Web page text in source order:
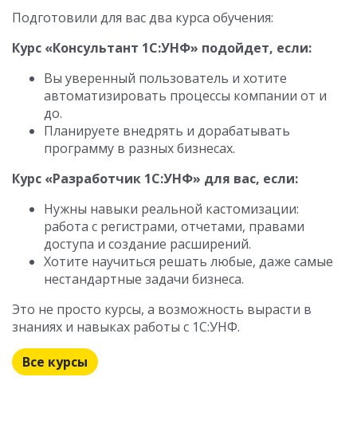
Подготовили для вас два курса обучения:
Курс «Консультант 1С:УНФ» подойдет, если:
Вы уверенный пользователь и хотите
автоматизировать процессы компании от и
до.
Планируете внедрять и дорабатывать
программу в разных бизнесах.
Курс «Разработчик 1С:УНФ» для вас, если:
Нужны навыки реальной кастомизации:
работа с регистрами, отчетами, правами
доступа и создание расширений.
Хотите научиться решать любые, даже самые
нестандартные задачи бизнеса.
Это не просто курсы, а возможность вырасти в
знаниях и навыках работы с 1С:УНФ.
Все курсы